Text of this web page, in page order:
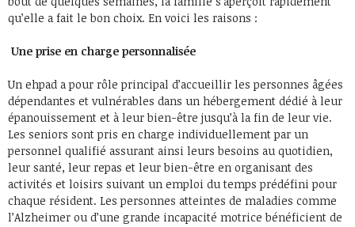
qu’elle a fait le bon choix. En voici les raisons :
Une prise en charge personnalisée
Un ehpad a pour rôle principal d’accueillir les personnes âgées
dépendantes et vulnérables dans un hébergement dédié à leur
épanouissement et à leur bien-être jusqu’à la fin de leur vie.
Les seniors sont pris en charge individuellement par un
personnel qualifié assurant ainsi leurs besoins au quotidien,
leur santé, leur repas et leur bien-être en organisant des
activités et loisirs suivant un emploi du temps prédéfini pour
chaque résident. Les personnes atteintes de maladies comme
l’Alzheimer ou d’une grande incapacité motrice bénéficient de